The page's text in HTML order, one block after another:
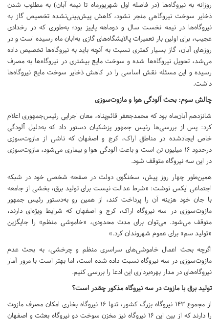
روزانه به نیروگاه‌ها (در فاصله اول شهریورماه تا نیمه آبان) به مطلوب شدن
ذخایر سوخت نیروگاهی منجر نشود، کاهش پیش‌بینی‌نشده تخصیص گاز به
نیروگاه‌ها در نیمه نخست سال و دوماهه پاییز بود؛ به‌طوری که در رخدادی
عجیب، برای اولین بار تعمیرات پالایشگاه‌های گازی به‌آبان ماه رسیده است و در
روزهای آبان، گاز بسیار کمتری نسبت به آنچه باید به نیروگاه‌ها تخصیص داده
می‌شد، تحویل نیروگاه‌ها شده و سوخت مایع بیشتری در نیروگاه‌ها به مصرف
رسیده و این مسئله نقش اساسی را در کاهش ذخایر سوخت مایع نیروگاه‌ها
داشت.
چالش سوم: بحث آلودگی هوا و مازوت‌سوزی
شانزدهم آبان‌ماه بود که محمدجعفر قائم‌پناه، معان اجرایی رئیس‌جمهوری اعلام
کرد: پس از بررسی‌ها رئیس جمهور پزشکیان دستور داد که به‌دلیل آلودگی
خاص ایجادشده در مناطق اراک، کرج و اصفهان که ناشی از مازوت‌سوزی
درحدود 16 میلیون تن است و باعث آلودگی هوا و بیماری می‌شود، مازوت‌سوزی
در این سه نیروگاه متوقف شود.
همین‌طور چهار روز پیش، سخنگوی دولت در صفحه شخصی خود در شبکه
اجتماعی ایکس نوشت: «شرط عدالت نیست برای تولید برق، بخشی از جامعه
با جان خود هزینه آن را پرداخت کند، از همین رو به‌دستور رئیس جمهور
مازوت‌سوزی در سه نیروگاه اراک، کرج و اصفهان که شرایط ویژه‌ای دارند،
متوقف می‌شود. می‌توان برای مدت محدودی، «خاموشی منظم» را جایگزین
«تولید سم» برای عموم شهروندان کرد.»
اگرچه بحث اعمال خاموشی‌های سراسری منظم و چرخشی، به بحث عدم
مازوت‌سوزی در سه نیروگاه نسبت داده شده است، اما بهتر است با مرور آمار
نیروگاه‌های در مدار بهره‌برداری این ادعا را بررسی کنیم.
تولید برق با مازوت در سه نیروگاه مذکور چقدر است؟
از مجموع 143 نیروگاه بزرگ کشور، تنها 16 نیروگاه بخاری امکان مصرف مازوت
را دارند که از بین این 16 نیروگاه نیز مخزن سوخت دو نیروگاه بعثت و اصفهان